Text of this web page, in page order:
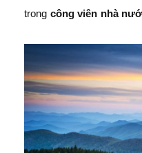
trong công viên nhà